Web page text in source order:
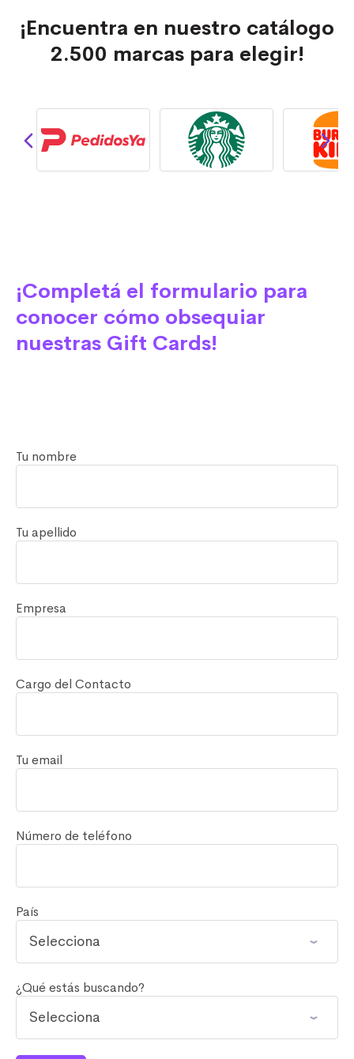
¡Encuentra en nuestro catálogo
2.500 marcas para elegir!
Tu nombre
Tu apellido
Empresa
Cargo del Contacto
Tu email
Número de teléfono
País
¿Qué estás buscando?
¡Completá el formulario para
conocer cómo obsequiar
nuestras Gift Cards!